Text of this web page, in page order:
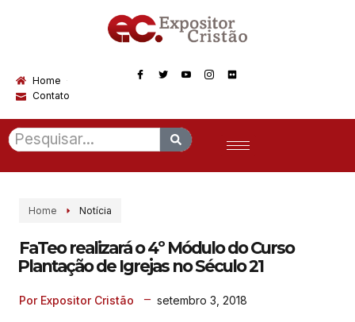
Home
Contato
Home Notícia
FaTeo realizará o 4º Módulo do Curso
Plantação de Igrejas no Século 21
Por Expositor Cristão setembro 3, 2018